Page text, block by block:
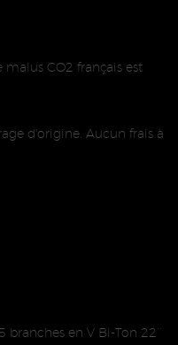
CO2 français est
d'origine. Aucun frais à
en V Bi-Ton 22’’